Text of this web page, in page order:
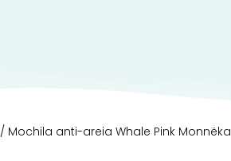
/ Mochila anti-areia Whale Pink Monnëka